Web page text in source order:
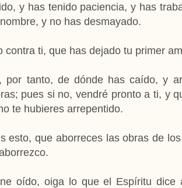
y has tenido paciencia, y has
y no has desmayado.
contra ti, que has dejado tu primer
por tanto, de dónde has caído, y
pues si no, vendré pronto a ti, y
te hubieres arrepentido.
esto, que aborreces las obras de
oído, oiga lo que el Espíritu dice